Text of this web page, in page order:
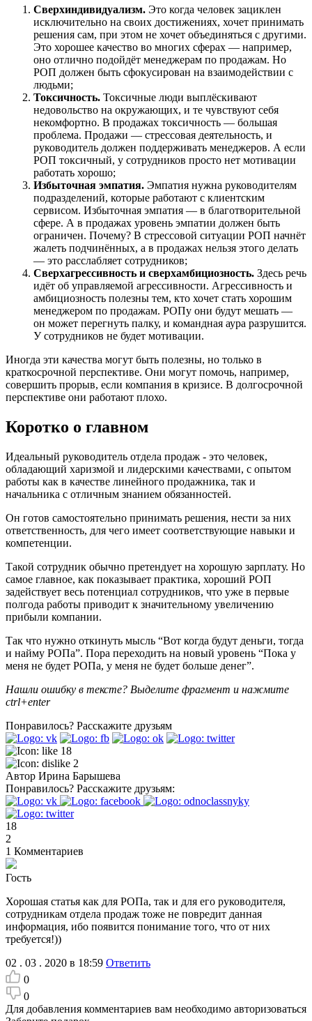
Сверхиндивидуализм. Это когда человек зациклен
исключительно на своих достижениях, хочет принимать
решения сам, при этом не хочет объединяться с другими.
Это хорошее качество во многих сферах — например,
оно отлично подойдёт менеджерам по продажам. Но
РОП должен быть сфокусирован на взаимодействии с
людьми;
Токсичность. Токсичные люди выплёскивают
недовольство на окружающих, и те чувствуют себя
некомфортно. В продажах токсичность — большая
проблема. Продажи — стрессовая деятельность, и
руководитель должен поддерживать менеджеров. А если
РОП токсичный, у сотрудников просто нет мотивации
работать хорошо;
Избыточная эмпатия. Эмпатия нужна руководителям
подразделений, которые работают с клиентским
сервисом. Избыточная эмпатия — в благотворительной
сфере. А в продажах уровень эмпатии должен быть
ограничен. Почему? В стрессовой ситуации РОП начнёт
жалеть подчинённых, а в продажах нельзя этого делать
— это расслабляет сотрудников;
Сверхагрессивность и сверхамбициозность. Здесь речь
идёт об управляемой агрессивности. Агрессивность и
амбициозность полезны тем, кто хочет стать хорошим
менеджером по продажам. РОПу они будут мешать —
он может перегнуть палку, и командная аура разрушится.
У сотрудников не будет мотивации.
Иногда эти качества могут быть полезны, но только в
краткосрочной перспективе. Они могут помочь, например,
совершить прорыв, если компания в кризисе. В долгосрочной
перспективе они работают плохо.
Коротко о главном
Идеальный руководитель отдела продаж - это человек,
обладающий харизмой и лидерскими качествами, с опытом
работы как в качестве линейного продажника, так и
начальника с отличным знанием обязанностей.
Он готов самостоятельно принимать решения, нести за них
ответственность, для чего имеет соответствующие навыки и
компетенции.
Такой сотрудник обычно претендует на хорошую зарплату. Но
самое главное, как показывает практика, хороший РОП
задействует весь потенциал сотрудников, что уже в первые
полгода работы приводит к значительному увеличению
прибыли компании.
Так что нужно откинуть мысль “Вот когда будут деньги, тогда
и найму РОПа”. Пора переходить на новый уровень “Пока у
меня не будет РОПа, у меня не будет больше денег”.
Нашли ошибку в тексте? Выделите фрагмент и нажмите
ctrl+enter
Понравилось? Расскажите друзьям
18
2
Автор Ирина Барышева
Понравилось? Расскажите друзьям:
18
2
1 Комментариев
Гость
Хорошая статья как для РОПа, так и для его руководителя,
сотрудникам отдела продаж тоже не повредит данная
информация, ибо появится понимание того, что от них
требуется!))
02 . 03 . 2020 в 18:59 Ответить
0
0
Для добавления комментариев вам необходимо авторизоваться